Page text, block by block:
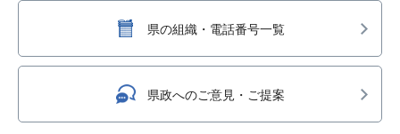
県の組織・電話番号一覧
県政へのご意見・ご提案